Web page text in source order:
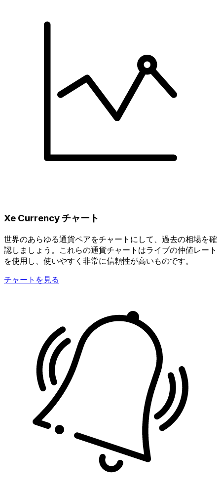
Xe Currency チャート
世界のあらゆる通貨ペアをチャートにして、過去の相場を確
認しましょう。これらの通貨チャートはライブの仲値レート
を使用し、使いやすく非常に信頼性が高いものです。
チャートを見る